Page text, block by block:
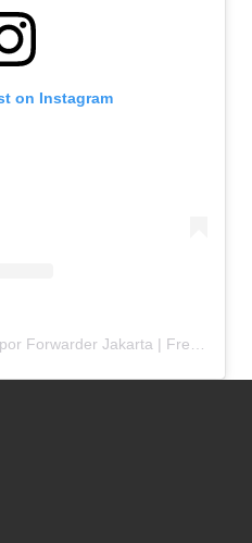
on Instagram